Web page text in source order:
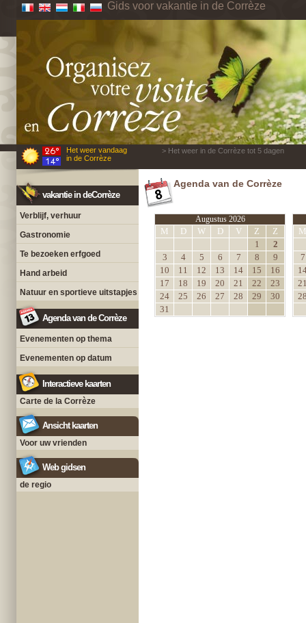
Gids voor vakantie in de Corrèze
Het weer vandaag
in de Corrèze
> Het weer in de Corrèze tot 5 dagen
vakantie in deCorrèze
Verblijf, verhuur
Gastronomie
Te bezoeken erfgoed
Hand arbeid
Natuur en sportieve uitstapjes
Agenda van de Corrèze
Evenementen op thema
Evenementen op datum
Interactieve kaarten
Carte de la Corrèze
Ansicht kaarten
Voor uw vrienden
Web gidsen
de regio
Agenda van de Corrèze
Augustus 2026
M D W D V Z
Z
1
2
3
4 5 6 7 8
9
10
11 12 13 14 15
16
17
18 19 20 21 22
23
24
25 26 27 28 29
30
31
M
7